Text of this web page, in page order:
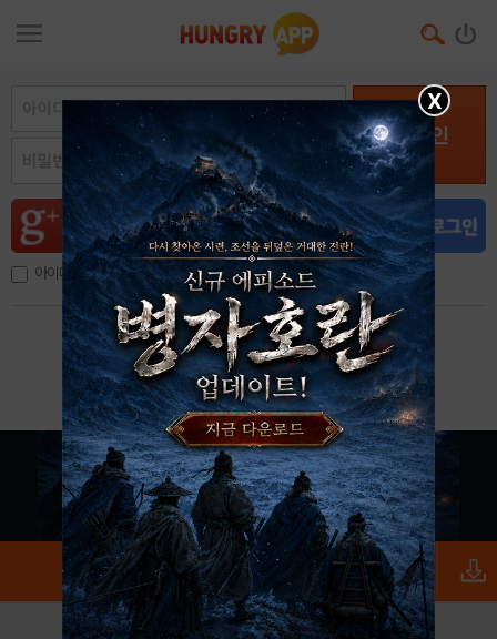
로그인
아이디, 이메일 저장
아이디 / 비밀번호 찾기 회원가입
X
로그인 PC버전 전체앱